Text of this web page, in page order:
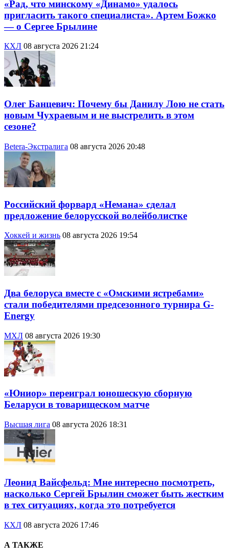
«Рад, что минскому «Динамо» удалось
пригласить такого специалиста». Артем Божко
— о Сергее Брылине
КХЛ 08 августа 2026 21:24
Олег Банцевич: Почему бы Данилу Лою не стать
новым Чухраевым и не выстрелить в этом
сезоне?
Betera-Экстралига 08 августа 2026 20:48
Российский форвард «Немана» сделал
предложение белорусской волейболистке
Хоккей и жизнь 08 августа 2026 19:54
Два белоруса вместе с «Омскими ястребами»
стали победителями предсезонного турнира G-
Energy
МХЛ 08 августа 2026 19:30
«Юниор» переиграл юношескую сборную
Беларуси в товарищеском матче
Высшая лига 08 августа 2026 18:31
Леонид Вайсфельд: Мне интересно посмотреть,
насколько Сергей Брылин сможет быть жестким
в тех ситуациях, когда это потребуется
КХЛ 08 августа 2026 17:46
А ТАКЖЕ